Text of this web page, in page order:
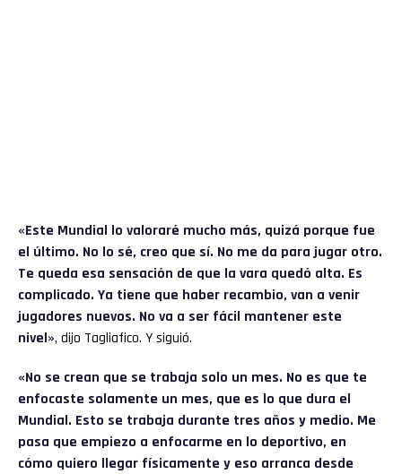
«Este Mundial lo valoraré mucho más, quizá porque fue
el último. No lo sé, creo que sí. No me da para jugar otro.
Te queda esa sensación de que la vara quedó alta. Es
complicado. Ya tiene que haber recambio, van a venir
jugadores nuevos. No va a ser fácil mantener este
nivel», dijo Tagliafico. Y siguió.
«No se crean que se trabaja solo un mes. No es que te
enfocaste solamente un mes, que es lo que dura el
Mundial. Esto se trabaja durante tres años y medio. Me
pasa que empiezo a enfocarme en lo deportivo, en
cómo quiero llegar físicamente y eso arranca desde